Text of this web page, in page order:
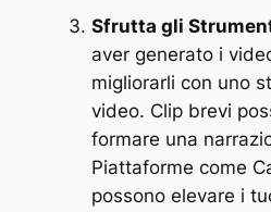
Sfrutta gli
aver generato i
migliorarli con uno
video. Clip brevi
formare una
Piattaforme come
possono elevare i